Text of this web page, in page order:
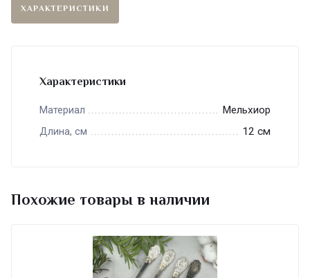
ХАРАКТЕРИСТИКИ
Характеристики
Материал Мельхиор
Длина, см 12 см
Похожие товары в наличии